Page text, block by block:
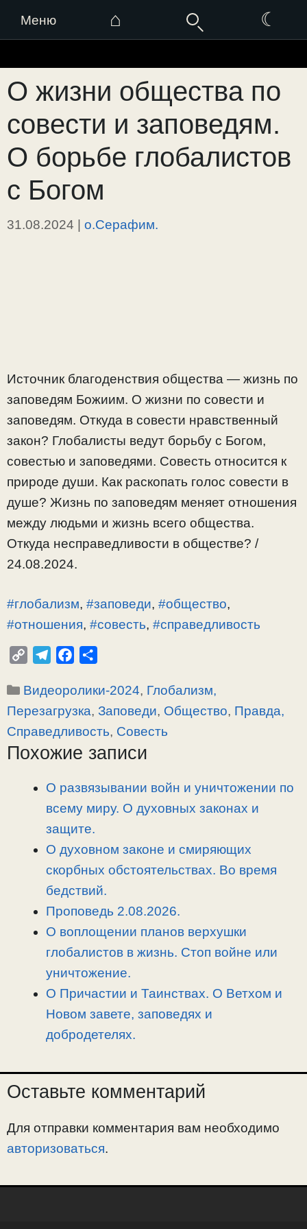
Меню ⌂ ☾
к
содержимому
О жизни общества по
совести и заповедям.
О борьбе глобалистов
с Богом
31.08.2024 | о.Серафим.
Источник благоденствия общества — жизнь по
заповедям Божиим. О жизни по совести и
заповедям. Откуда в совести нравственный
закон? Глобалисты ведут борьбу с Богом,
совестью и заповедями. Совесть относится к
природе души. Как раскопать голос совести в
душе? Жизнь по заповедям меняет отношения
между людьми и жизнь всего общества.
Откуда несправедливости в обществе? /
24.08.2024.
#глобализм, #заповеди, #общество,
#отношения, #совесть, #справедливость
p
y
n
l
e
a
c
e
o
п
р
и
Рубрики
Видеоролики-2024, Глобализм,
Перезагрузка, Заповеди, Общество, Правда,
Справедливость, Совесть
Похожие записи
О развязывании войн и уничтожении по
всему миру. О духовных законах и
защите.
О духовном законе и смиряющих
скорбных обстоятельствах. Во время
бедствий.
Проповедь 2.08.2026.
О воплощении планов верхушки
глобалистов в жизнь. Стоп войне или
уничтожение.
О Причастии и Таинствах. О Ветхом и
Новом завете, заповедях и
добродетелях.
Оставьте комментарий
Для отправки комментария вам необходимо
авторизоваться.